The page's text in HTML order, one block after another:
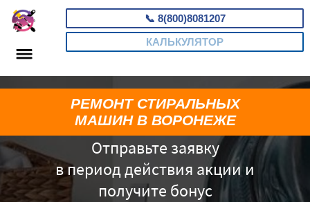
📞 8(800)8081207
КАЛЬКУЛЯТОР
Отправьте заявку
в период действия акции и
получите бонус
РЕМОНТ СТИРАЛЬНЫХ
МАШИН В ВОРОНЕЖЕ